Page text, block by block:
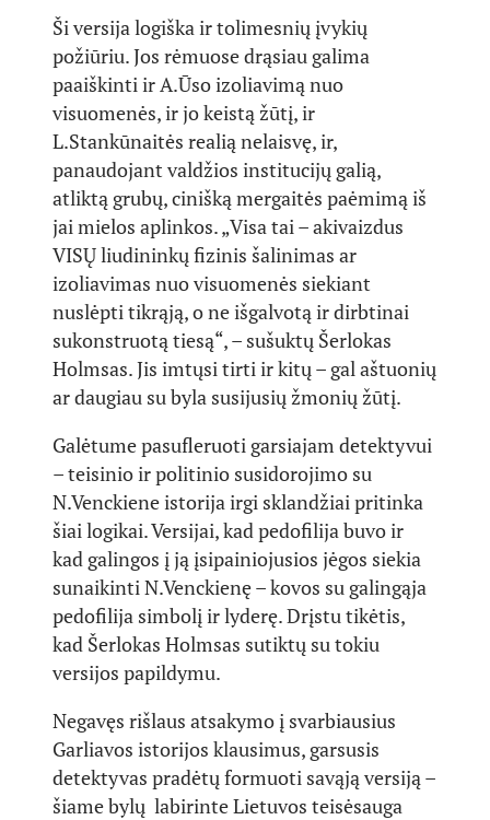
Ši versija logiška ir tolimesnių įvykių
požiūriu. Jos rėmuose drąsiau galima
paaiškinti ir A.Ūso izoliavimą nuo
visuomenės, ir jo keistą žūtį, ir
L.Stankūnaitės realią nelaisvę, ir,
panaudojant valdžios institucijų galią,
atliktą grubų, cinišką mergaitės paėmimą iš
jai mielos aplinkos. „Visa tai – akivaizdus
VISŲ liudininkų fizinis šalinimas ar
izoliavimas nuo visuomenės siekiant
nuslėpti tikrąją, o ne išgalvotą ir dirbtinai
sukonstruotą tiesą“, – sušuktų Šerlokas
Holmsas. Jis imtųsi tirti ir kitų – gal aštuonių
ar daugiau su byla susijusių žmonių žūtį.
Galėtume pasufleruoti garsiajam detektyvui
– teisinio ir politinio susidorojimo su
N.Venckiene istorija irgi sklandžiai pritinka
šiai logikai. Versijai, kad pedofilija buvo ir
kad galingos į ją įsipainiojusios jėgos siekia
sunaikinti N.Venckienę – kovos su galingąja
pedofilija simbolį ir lyderę. Drįstu tikėtis,
kad Šerlokas Holmsas sutiktų su tokiu
versijos papildymu.
Negavęs rišlaus atsakymo į svarbiausius
Garliavos istorijos klausimus, garsusis
detektyvas pradėtų formuoti savąją versiją –
šiame bylų labirinte Lietuvos teisėsauga